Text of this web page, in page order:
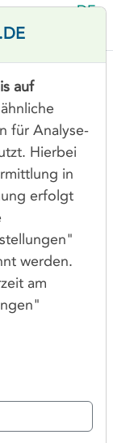
DE
AG
auf
für Analyse-
Hierbei
in
erfolgt
werden.
am